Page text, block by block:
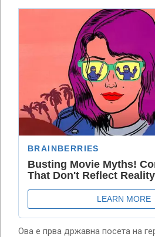
Ова е прва државна посета на